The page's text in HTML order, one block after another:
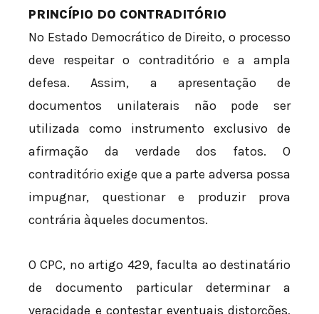
PRINCÍPIO DO CONTRADITÓRIO
No Estado Democrático de Direito, o processo
deve respeitar o contraditório e a ampla
defesa. Assim, a apresentação de
documentos unilaterais não pode ser
utilizada como instrumento exclusivo de
afirmação da verdade dos fatos. O
contraditório exige que a parte adversa possa
impugnar, questionar e produzir prova
contrária àqueles documentos.
O CPC, no artigo 429, faculta ao destinatário
de documento particular determinar a
veracidade e contestar eventuais distorções,